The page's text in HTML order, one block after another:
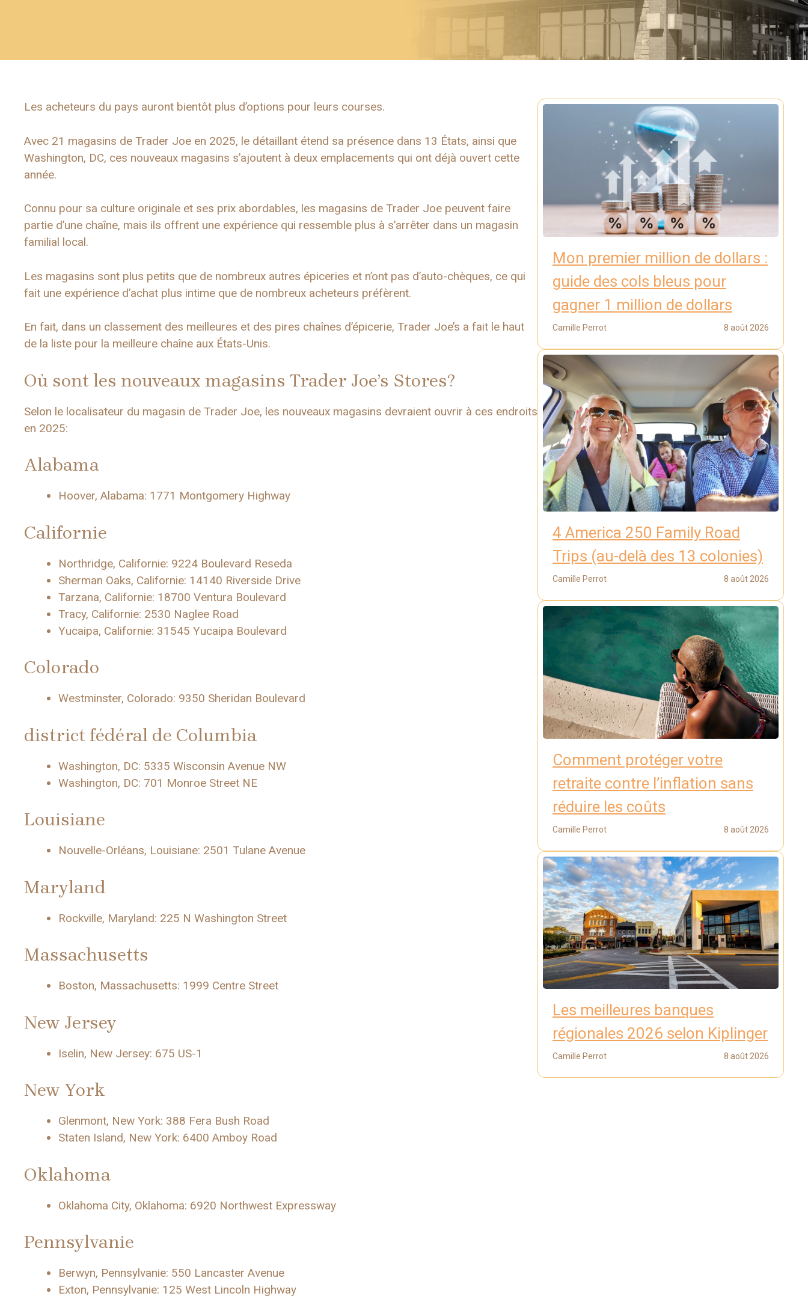
Les acheteurs du pays auront bientôt plus d’options pour leurs courses.
Avec 21 magasins de Trader Joe en 2025, le détaillant étend sa présence dans 13 États, ainsi que
Washington, DC, ces nouveaux magasins s’ajoutent à deux emplacements qui ont déjà ouvert cette
année.
Connu pour sa culture originale et ses prix abordables, les magasins de Trader Joe peuvent faire
partie d’une chaîne, mais ils offrent une expérience qui ressemble plus à s’arrêter dans un magasin
familial local.
Les magasins sont plus petits que de nombreux autres épiceries et n’ont pas d’auto-chèques, ce qui
fait une expérience d’achat plus intime que de nombreux acheteurs préfèrent.
En fait, dans un classement des meilleures et des pires chaînes d’épicerie, Trader Joe’s a fait le haut
de la liste pour la meilleure chaîne aux États-Unis.
Où sont les nouveaux magasins Trader Joe’s Stores?
Selon le localisateur du magasin de Trader Joe, les nouveaux magasins devraient ouvrir à ces endroits
en 2025:
Alabama
Hoover, Alabama: 1771 Montgomery Highway
Californie
Northridge, Californie: 9224 Boulevard Reseda
Sherman Oaks, Californie: 14140 Riverside Drive
Tarzana, Californie: 18700 Ventura Boulevard
Tracy, Californie: 2530 Naglee Road
Yucaipa, Californie: 31545 Yucaipa Boulevard
Colorado
Westminster, Colorado: 9350 Sheridan Boulevard
district fédéral de Columbia
Washington, DC: 5335 Wisconsin Avenue NW
Washington, DC: 701 Monroe Street NE
Louisiane
Nouvelle-Orléans, Louisiane: 2501 Tulane Avenue
Maryland
Rockville, Maryland: 225 N Washington Street
Massachusetts
Boston, Massachusetts: 1999 Centre Street
New Jersey
Iselin, New Jersey: 675 US-1
New York
Glenmont, New York: 388 Fera Bush Road
Staten Island, New York: 6400 Amboy Road
Oklahoma
Oklahoma City, Oklahoma: 6920 Northwest Expressway
Pennsylvanie
Berwyn, Pennsylvanie: 550 Lancaster Avenue
Exton, Pennsylvanie: 125 West Lincoln Highway
Mon premier million de dollars :
guide des cols bleus pour
gagner 1 million de dollars
Camille Perrot 8 août 2026
4 America 250 Family Road
Trips (au-delà des 13 colonies)
Camille Perrot 8 août 2026
Comment protéger votre
retraite contre l’inflation sans
réduire les coûts
Camille Perrot 8 août 2026
Les meilleures banques
régionales 2026 selon Kiplinger
Camille Perrot 8 août 2026